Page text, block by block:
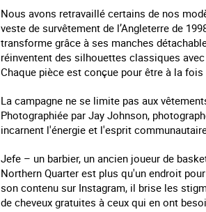
Nous avons retravaillé certains de nos
veste de survêtement de l’Angleterre de
transforme grâce à ses manches
réinventent des silhouettes classiques
Chaque pièce est conçue pour être à la
La campagne ne se limite pas aux
Photographiée par Jay Johnson,
incarnent l'énergie et l'esprit
Jefe – un barbier, un ancien joueur de
Northern Quarter est plus qu'un endroit
son contenu sur Instagram, il brise les
de cheveux gratuites à ceux qui en ont